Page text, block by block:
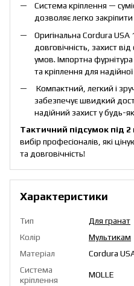
Система кріплення —
дозволяє легко
Оригінальна Cordura
довговічність, захист
умов. Імпортна
та кріплення для
Компактний, легкий і
забезпечує швидкий
надійний захист у будь-
Тактичний підсумок під
вибір професіоналів, які
та довговічність!
Характеристики
Тип
Для гранат
Колір
Мультикам
Матеріал
Cordura
Система
кріплення
MOLLE